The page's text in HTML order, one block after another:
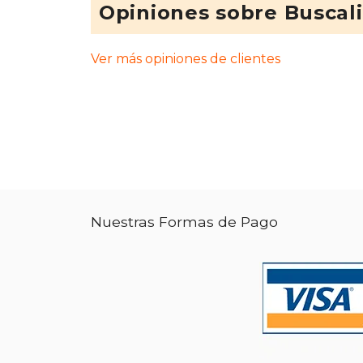
Opiniones sobre
Ver más opiniones de clientes
Nuestras Formas de Pago